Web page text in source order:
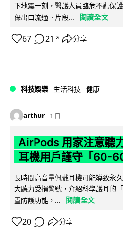
下地震一刻，醫護人員臨危不亂保
保出口流通。片段...
閱讀全文
67 21 ↗ 分享
科技娛樂 生活科技 健康
arthur 1 日
AirPods 用家注意聽
耳機用戶謹守「60-
長時間高音量佩戴耳機可能導致永
大聽力受損警號，介紹科學護耳的
置防護功能，...
閱讀全文
20 分享